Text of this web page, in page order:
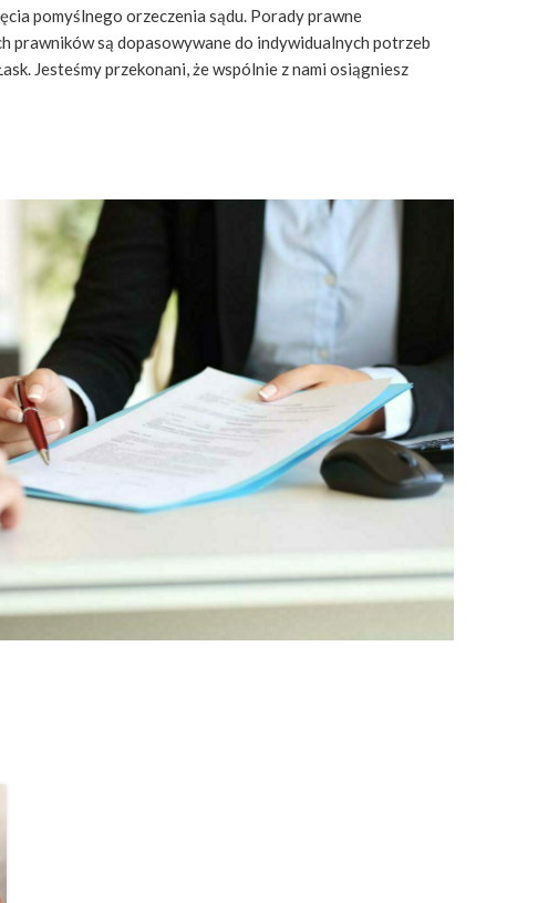
pomyślnego orzeczenia sądu. Porady prawne
prawników są dopasowywane do indywidualnych potrzeb
Jesteśmy przekonani, że wspólnie z nami osiągniesz